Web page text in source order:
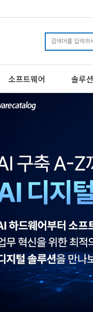
소프트웨어 솔루션